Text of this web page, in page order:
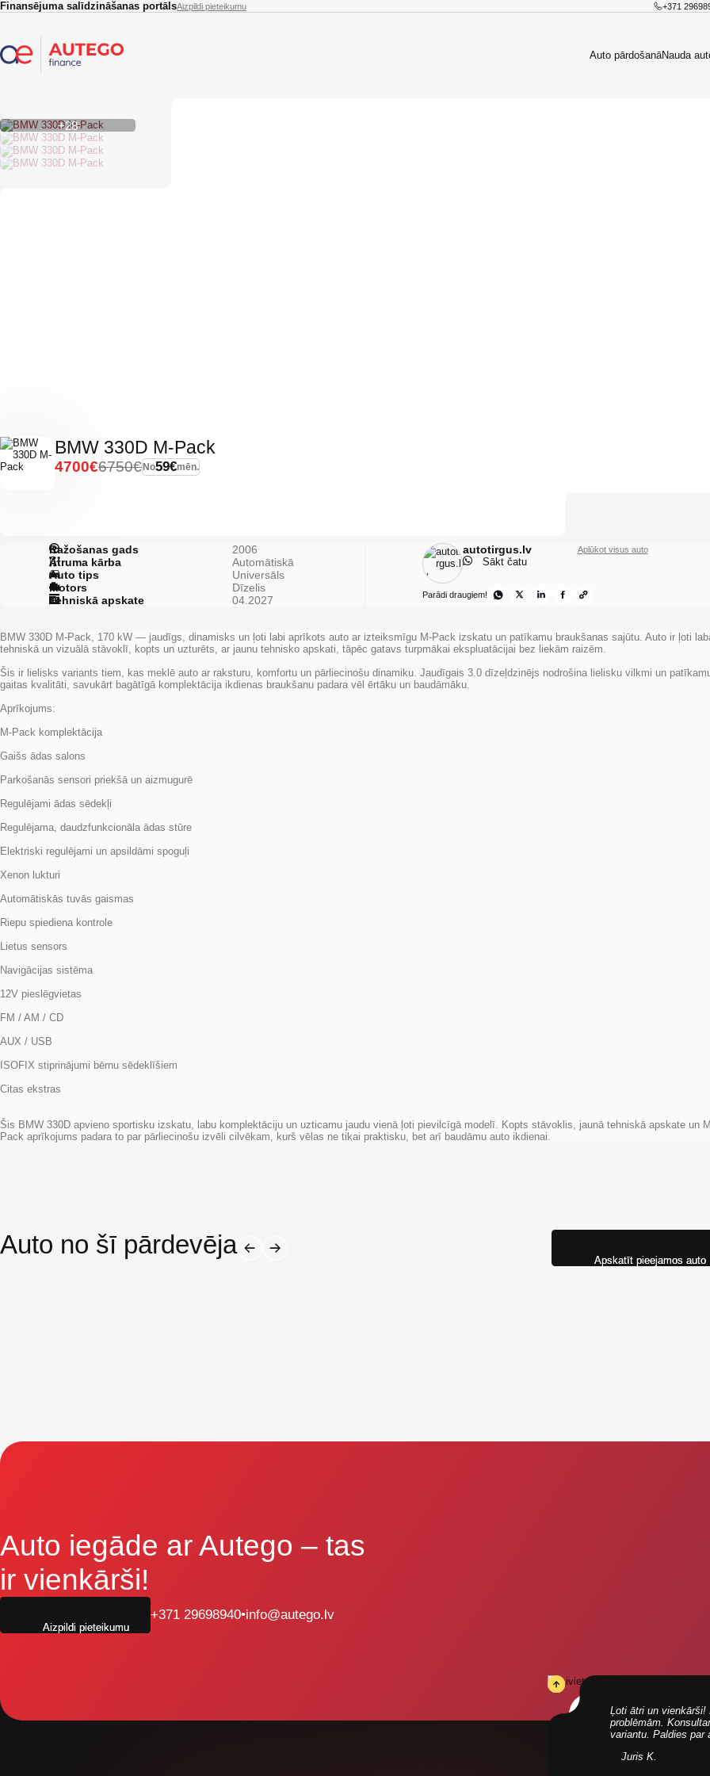
Skip to main content
Finansējuma salīdzināšanas portālsAizpildi pieteikumu +371
Auto pārdošanāNauda
+28
BMW 330D M-Pack
No59€mēn.
6750€
4700€
Ražošanas gads
2006
Ātruma kārba
Automātiskā
Auto tips
Universāls
Motors
Dīzelis
Tehniskā apskate
04.2027
autotirgus.lv
Sākt čatu
Aplūkot visus auto
Parādi draugiem!
BMW 330D M-Pack, 170 kW — jaudīgs, dinamisks un ļoti labi aprīkots auto ar izteiksmīgu M-Pack izskatu un patīkamu braukšanas sajūtu. Auto ir ļoti
tehniskā un vizuālā stāvoklī, kopts un uzturēts, ar jaunu tehnisko apskati, tāpēc gatavs turpmākai ekspluatācijai bez liekām raizēm.
Šis ir lielisks variants tiem, kas meklē auto ar raksturu, komfortu un pārliecinošu dinamiku. Jaudīgais 3.0 dīzeļdzinējs nodrošina lielisku vilkmi un
gaitas kvalitāti, savukārt bagātīgā komplektācija ikdienas braukšanu padara vēl ērtāku un baudāmāku.
M-Pack komplektācija
Gaišs ādas salons
Parkošanās sensori priekšā un aizmugurē
Regulējami ādas sēdekļi
Regulējama, daudzfunkcionāla ādas stūre
Elektriski regulējami un apsildāmi spoguļi
Xenon lukturi
Automātiskās tuvās gaismas
Riepu spiediena kontrole
Lietus sensors
Navigācijas sistēma
12V pieslēgvietas
FM / AM / CD
AUX / USB
ISOFIX stiprinājumi bērnu sēdeklīšiem
Citas ekstras
Šis BMW 330D apvieno sportisku izskatu, labu komplektāciju un uzticamu jaudu vienā ļoti pievilcīgā modelī. Kopts stāvoklis, jaunā tehniskā apskate un
Pack aprīkojums padara to par pārliecinošu izvēli cilvēkam, kurš vēlas ne tikai praktisku, bet arī baudāmu auto ikdienai.
Auto no šī pārdevēja
Auto iegāde ar Autego – tas
ir vienkārši!
+371 29698940•info@autego.lv
Ļoti ātri un
problēmām.
variantu. Paldies par
Juris K.